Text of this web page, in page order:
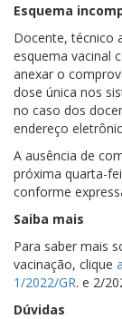
Esquema
Docente, técnico
esquema vacinal
anexar o
dose única nos
no caso dos
endereço
A ausência de
próxima quarta-
conforme
Saiba mais
Para saber mais
vacinação, clique
1/2022/GR. e 2/
Dúvidas